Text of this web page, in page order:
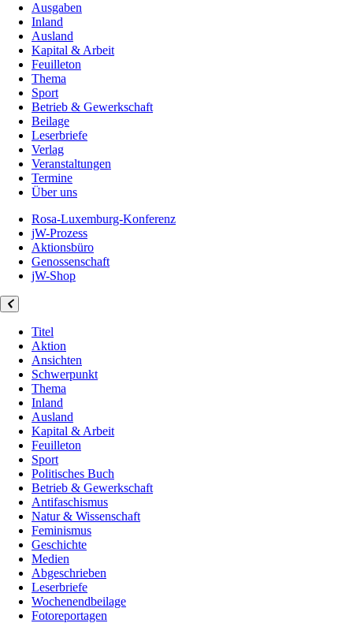
Ausgaben
Inland
Ausland
Kapital & Arbeit
Feuilleton
Thema
Sport
Betrieb & Gewerkschaft
Beilage
Leserbriefe
Verlag
Veranstaltungen
Termine
Über uns
Rosa-Luxemburg-Konferenz
jW-Prozess
Aktionsbüro
Genossenschaft
jW-Shop
Titel
Aktion
Ansichten
Schwerpunkt
Thema
Inland
Ausland
Kapital & Arbeit
Feuilleton
Sport
Politisches Buch
Betrieb & Gewerkschaft
Antifaschismus
Natur & Wissenschaft
Feminismus
Geschichte
Medien
Abgeschrieben
Leserbriefe
Wochenendbeilage
Fotoreportagen